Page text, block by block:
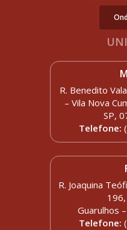
R. Benedito
– Vila Nova
SP,
Telefone:
R. Joaquina
Guarulhos
Telefone: